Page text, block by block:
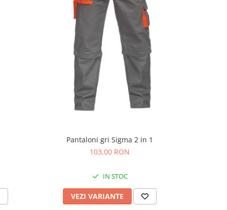
Pantaloni gri Sigma 2 in 1
103,00 RON
IN STOC
VEZI VARIANTE